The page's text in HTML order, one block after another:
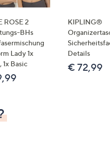
ROSE 2
BHs
Lady 1x
1x Basic
KIPLING®
Details
€ 72,99